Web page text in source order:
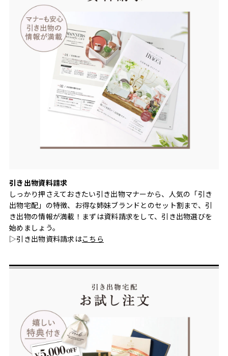
引き出物資料請求
しっかり押さえておきたい引き出物マナーから、人気の「引き
出物宅配」の特徴、お得な姉妹ブランドとのセット割まで、引
き出物の情報が満載！まずは資料請求をして、引き出物選びを
始めましょう。
▷引き出物資料請求はこちら